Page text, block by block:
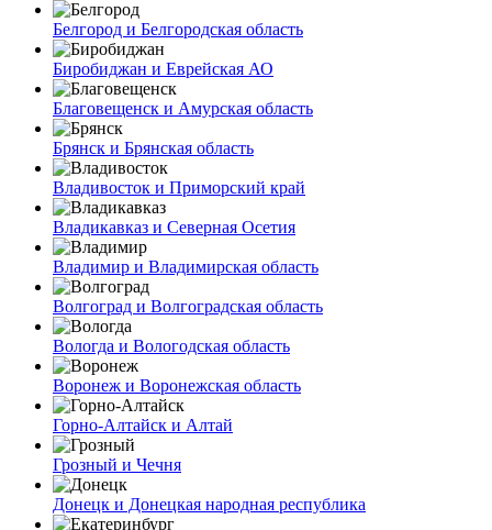
Белгород и Белгородская область
Биробиджан и Еврейская АО
Благовещенск и Амурская область
Брянск и Брянская область
Владивосток и Приморский край
Владикавказ и Северная Осетия
Владимир и Владимирская область
Волгоград и Волгоградская область
Вологда и Вологодская область
Воронеж и Воронежская область
Горно-Алтайск и Алтай
Грозный и Чечня
Донецк и Донецкая народная республика